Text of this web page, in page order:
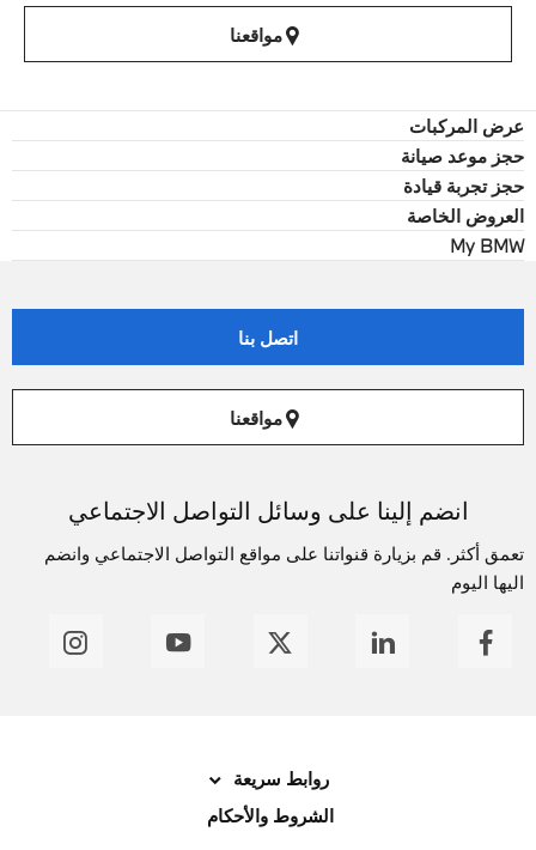
مواقعنا
عرض المركبات
حجز موعد صيانة
حجز تجربة قيادة
العروض الخاصة
My BMW
اتصل بنا
مواقعنا
انضم إلينا على وسائل التواصل الاجتماعي
تعمق أكثر. قم بزيارة قنواتنا على مواقع التواصل الاجتماعي وانضم
اليها اليوم
روابط سريعة
الشروط والأحكام